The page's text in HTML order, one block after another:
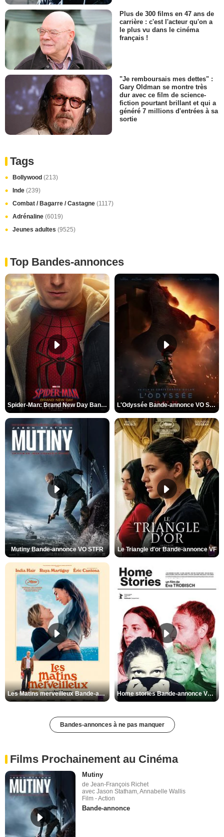
Plus de 300 films en 47 ans de
carrière : c'est l'acteur qu'on a
le plus vu dans le cinéma
français !
"Je remboursais mes dettes" :
Gary Oldman se montre très
dur avec ce film de science-
fiction pourtant brillant et qui a
généré 7 millions d'entrées à sa
sortie
Tags
Bollywood (213)
Inde (239)
Combat / Bagarre / Castagne (1117)
Adrénaline (6019)
Jeunes adultes (9525)
Top Bandes-annonces
Spider-Man: Brand New Day Bande-annonce VO STFR L'Odyssée Bande-annonce VO STFR
Mutiny Bande-annonce VO STFR Le Triangle d'or Bande-annonce VF
Les Matins merveilleux Bande-annonce VF Home stories Bande-annonce VO STFR
Bandes-annonces à ne pas manquer
Films Prochainement au Cinéma
Mutiny
de Jean-François Richet
avec Jason Statham, Annabelle Wallis
Film - Action
Bande-annonce